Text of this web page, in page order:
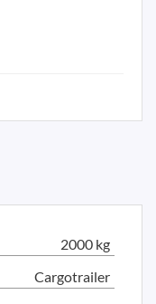
2000 kg
Cargotrailer